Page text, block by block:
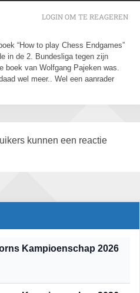
“How to play Chess Endgames”
in de 2. Bundesliga tegen zijn
boek van Wolfgang Pajeken was.
wel meer.. Wel een aanrader
LOGIN OM TE REAGEREN
kunnen een reactie
Kampioenschap 2026